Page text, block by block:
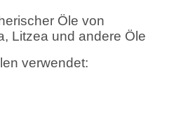
Öle von
Litzea und andere Öle
verwendet: